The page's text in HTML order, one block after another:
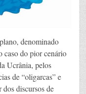
denominado
caso do pior cenário
Ucrânia, pelos
de “oligarcas” e
discursos de